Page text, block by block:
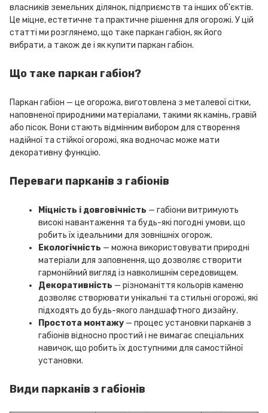
власників земельних ділянок, підприємств та інших об'єктів.
Це міцне, естетичне та практичне рішення для огорожі. У цій
статті ми розглянемо, що таке паркан габіон, як його
вибрати, а також де і як купити паркан габіон.
Що таке паркан габіон?
Паркан габіон — це огорожа, виготовлена з металевої сітки,
наповненої природними матеріалами, такими як камінь, гравій
або пісок. Вони стають відмінним вибором для створення
надійної та стійкої огорожі, яка водночас може мати
декоративну функцію.
Переваги парканів з габіонів
Міцність і довговічність — габіони витримують
високі навантаження та будь-які погодні умови, що
робить їх ідеальними для зовнішніх огорож.
Екологічність — можна використовувати природні
матеріали для заповнення, що дозволяє створити
гармонійний вигляд із навколишнім середовищем.
Декоративність — різноманіття кольорів каменю
дозволяє створювати унікальні та стильні огорожі, які
підходять до будь-якого ландшафтного дизайну.
Простота монтажу — процес установки парканів з
габіонів відносно простий і не вимагає спеціальних
навичок, що робить їх доступними для самостійної
установки.
Види парканів з габіонів